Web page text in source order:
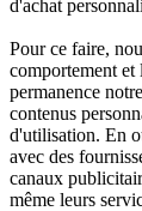
d'achat
Pour ce faire,
comportement et
permanence
contenus
d'utilisation. En
avec des
canaux
même leurs